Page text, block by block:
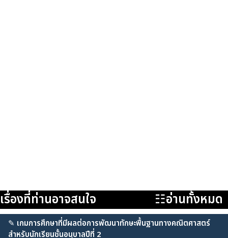
เรื่องที่ท่านอาจสนใจ ☷อ่านทั้งหมด
✎ เกมการศึกษาที่มีผลต่อการพัฒนาทักษะพื้นฐานทางคณิตศาสตร์
สำหรับนักเรียนชั้นอนุบาลปีที่ 2